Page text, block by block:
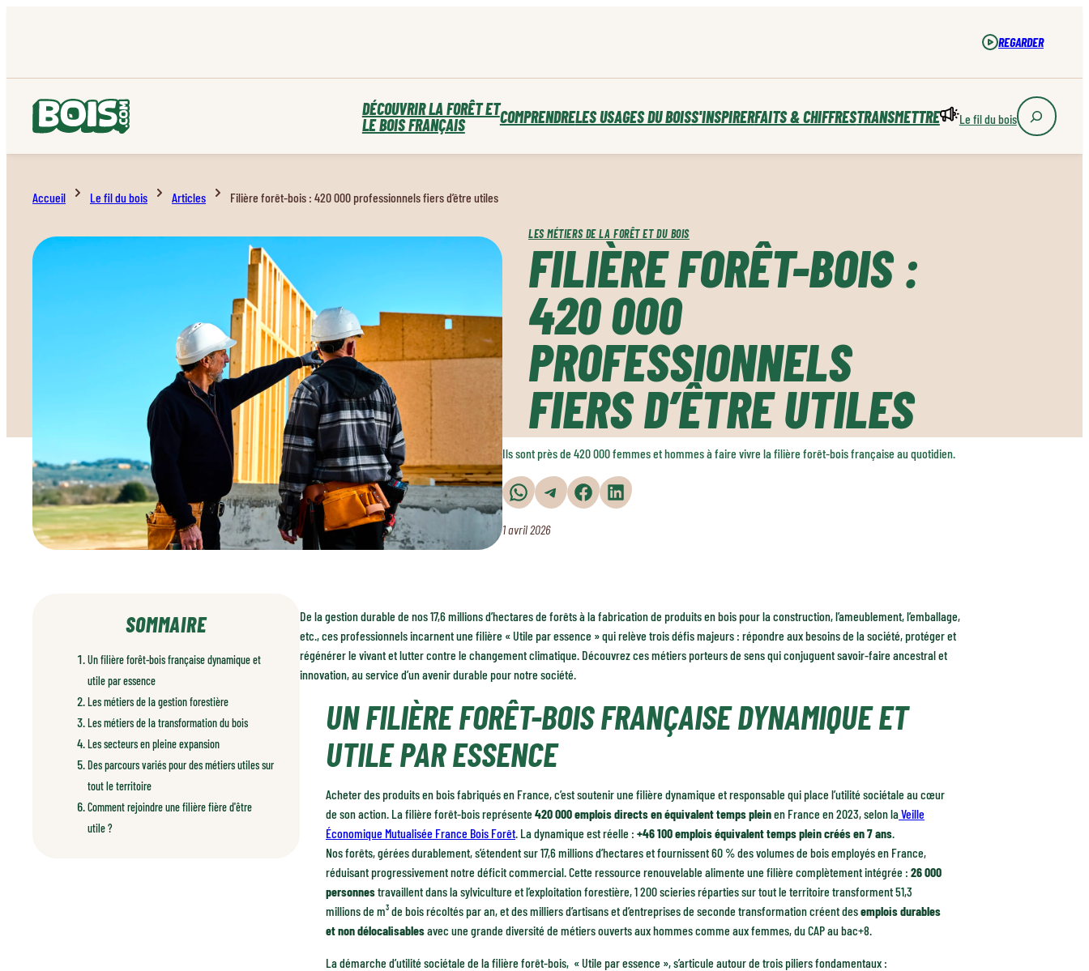
REGARDER
DÉCOUVRIR LA FORÊT ET
LE BOIS FRANÇAIS
COMPRENDRELES USAGES DU BOISS'INSPIRERFAITS & CHIFFRESTRANSMETTRE Le fil du bois
Accueil Le fil du bois Articles Filière forêt-bois : 420 000 professionnels fiers d’être utiles
LES MÉTIERS DE LA FORÊT ET DU BOIS
FILIÈRE FORÊT-BOIS :
420 000
PROFESSIONNELS
FIERS D’ÊTRE UTILES
Ils sont près de 420 000 femmes et hommes à faire vivre la filière forêt-bois française au quotidien.
Partager sur WhatsApp Partager sur Telegram Partager sur Facebook Partager sur LinkedIn
1 avril 2026
SOMMAIRE
Un filière forêt-bois française dynamique et
utile par essence
Les métiers de la gestion forestière
Les métiers de la transformation du bois
Les secteurs en pleine expansion
Des parcours variés pour des métiers utiles sur
tout le territoire
Comment rejoindre une filière fière d'être
utile ?
De la gestion durable de nos 17,6 millions d’hectares de forêts à la fabrication de produits en bois pour la construction, l’ameublement, l’emballage,
etc., ces professionnels incarnent une filière « Utile par essence » qui relève trois défis majeurs : répondre aux besoins de la société, protéger et
régénérer le vivant et lutter contre le changement climatique. Découvrez ces métiers porteurs de sens qui conjuguent savoir-faire ancestral et
innovation, au service d’un avenir durable pour notre société.
UN FILIÈRE FORÊT-BOIS FRANÇAISE DYNAMIQUE ET
UTILE PAR ESSENCE
Acheter des produits en bois fabriqués en France, c’est soutenir une filière dynamique et responsable qui place l’utilité sociétale au cœur
de son action. La filière forêt-bois représente 420 000 emplois directs en équivalent temps pleinen France en 2023, selon laVeille
Économique Mutualisée France Bois Forêt. La dynamique est réelle : +46 100 emplois équivalent temps plein créés en 7 ans.
Nos forêts, gérées durablement, s’étendent sur 17,6 millions d’hectares et fournissent 60 % des volumes de bois employés en France,
réduisant progressivement notre déficit commercial. Cette ressource renouvelable alimente une filière complètement intégrée : 26 000
personnestravaillent dans la sylviculture et l’exploitation forestière, 1 200 scieries réparties sur tout le territoire transforment51,3
millions de m³ de bois récoltés par an, et des milliers d’artisans et d’entreprises de seconde transformation créent desemplois durables
et non délocalisablesavec une grande diversité de métiers ouverts aux hommes comme aux femmes, du CAP au bac+8.
La démarche d’utilité sociétale de la filière forêt-bois, « Utile par essence », s’articule autour de trois piliers fondamentaux :